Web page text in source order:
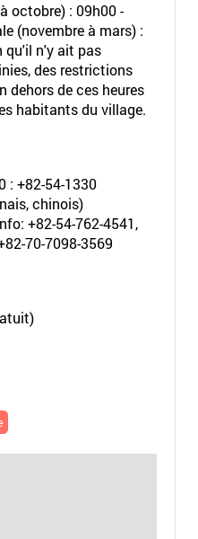
octobre) : 09h00 -
(novembre à mars) :
qu'il n'y ait pas
des restrictions
dehors de ces heures
habitants du village.
: +82-54-1330
chinois)
+82-54-762-4541,
70-7098-3569